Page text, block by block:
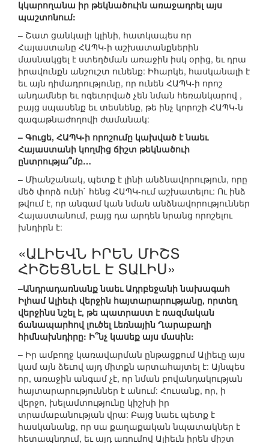
կկարողանա իր թեկնածուին առաջադրել այս
պաշտոնում:
– Շատ ցանկալի կլինի, հատկապես որ
Հայաստանը ՀԱՊԿ-ի աշխատանքներին
մասնակցել է ստեղծման առաջին իսկ օրից, եւ դրա
իրավունքն անշուշտ ունենք: Իհարկե, հասկանալի է
եւ այն դիմադրությունը, որ ունեն ՀԱՊԿ-ի որոշ
անդամներ եւ ոգեւորված չեն նման հեռանկարով ,
բայց սպասենք եւ տեսնենք, թե ինչ կորոշի ՀԱՊԿ-ն
գագաթնաժողովի ժամանակ:
– Գուցե, ՀԱՊԿ-ի որոշումը կախված է նաեւ
Հայաստանի կողմից ճիշտ թեկնածուի
ընտրությա՞մբ…
– Միանշանակ, պետք է լինի անձնավորություն, որը
մեծ փորձ ունի` հենց ՀԱՊԿ-ում աշխատելու: Ու ինձ
թվում է, որ անգամ կան նման անձնավորություններ
Հայաստանում, բայց դա արդեն նրանց որոշելու
խնդիրն է:
«ԱԼԻԵՎՆ ԻՐԵՆ ՄԻՇՏ
ՀԻՇԵՑՆԵԼ Է ՏԱԼԻՍ»
–Անդրադառնանք նաեւ Ադրբեջանի նախագահ
Իլհամ Ալիեւի վերջին հայտարարությանը, որտեղ
վերջինս նշել է, թե պատրաստ է ռազմական
ճանապարհով լուծել Լեռնային Ղարաբաղի
հիմնախնդիրը: Ի՞նչ կասեք այս մասին:
– Իր ամբողջ կառավարման ընթացքում Ալիեւը այս
կամ այն ձեւով այդ միտքն արտահայտել է: Այնպես
որ, առաջին անգամ չէ, որ նման բովանդակության
հայտարարություններ է անում: Հուսանք, որ, ի
վերջո, խելամտությունը կիշխի իր
տրամաբանության վրա: Բայց նաեւ պետք է
հասկանանք, որ սա քաղաքական նպատակներ է
հետապնդում, եւ այդ առումով Ալիեւն իրեն միշտ